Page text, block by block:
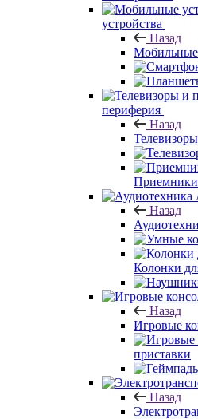
устройства
Назад
Мобильные
периферия
Назад
Назад
Колонки
Назад
Игровые
приставки
Назад